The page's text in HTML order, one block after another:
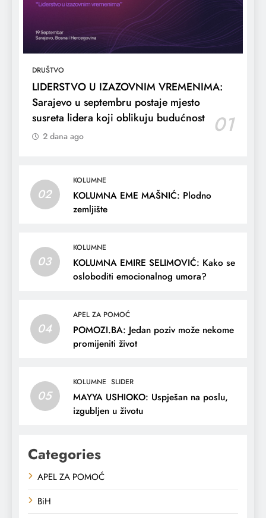
DRUŠTVO
LIDERSTVO U IZAZOVNIM VREMENIMA:
Sarajevo u septembru postaje mjesto
susreta lidera koji oblikuju budućnost
01
2 dana ago
02
KOLUMNE
KOLUMNA EME MAŠNIĆ: Plodno
zemljište
03
KOLUMNE
KOLUMNA EMIRE SELIMOVIĆ: Kako se
osloboditi emocionalnog umora?
04
APEL ZA POMOĆ
POMOZI.BA: Jedan poziv može nekome
promijeniti život
05
KOLUMNE SLIDER
MAYYA USHIOKO: Uspješan na poslu,
izgubljen u životu
Categories
APEL ZA POMOĆ
BiH